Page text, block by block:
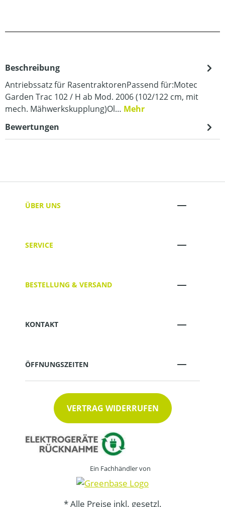
Beschreibung
Antriebssatz für RasentraktorenPassend für:Motec
Garden Trac 102 / H ab Mod. 2006 (102/122 cm, mit
mech. Mähwerkskupplung)Ol… Mehr
Bewertungen
ÜBER UNS
SERVICE
BESTELLUNG & VERSAND
KONTAKT
ÖFFNUNGSZEITEN
VERTRAG WIDERRUFEN
Ein Fachhändler von
* Alle Preise inkl. gesetzl.